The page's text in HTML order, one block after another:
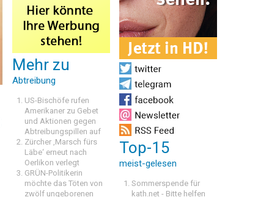
Mehr zu
Abtreibung
US-Bischöfe rufen
Amerikaner zu Gebet
und Aktionen gegen
Abtreibungspillen auf
Zürcher ‚Marsch fürs
Läbe‘ erneut nach
Oerlikon verlegt
GRÜN-Politikerin
möchte das Töten von
zwölf ungeborenen
Top-15
meist-gelesen
Sommerspende für
kath.net - Bitte helfen